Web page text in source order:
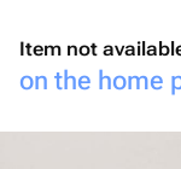
Item not
on the home